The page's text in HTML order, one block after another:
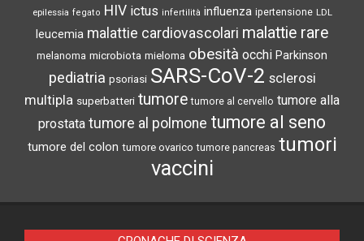
epilessia fegato HIV ictus infertilità influenza ipertensione LDL
leucemia malattie cardiovascolari malattie rare
melanoma microbiota mieloma obesità occhi Parkinson
pediatria psoriasi SARS-CoV-2 sclerosi
multipla superbatteri tumore tumore al cervello tumore alla
prostata tumore al polmone tumore al seno
tumore del colon tumore ovarico tumore pancreas tumori
vaccini